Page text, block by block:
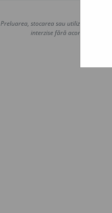
Preluarea, stocarea sau utilizarea
interzise fără acordul nostru